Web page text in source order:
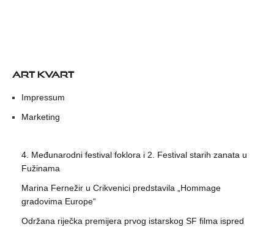
ART KVART
Impressum
Marketing
4. Međunarodni festival foklora i 2. Festival starih zanata u
Fužinama
Marina Fernežir u Crikvenici predstavila „Hommage
gradovima Europe“
Održana riječka premijera prvog istarskog SF filma ispred